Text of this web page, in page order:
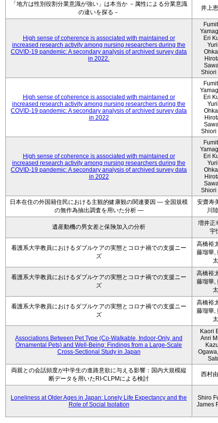
「地方は性別役割分業意識が強い」は本当か －属性による分業意識
の違いを探る－
井上
High sense of coherence is associated with maintained or
increased research activity among nursing researchers during the
COVID-19 pandemic: A secondary analysis of archived survey data
in 2022.
Eri
Shiori
High sense of coherence is associated with maintained or
increased research activity among nursing researchers during the
COVID-19 pandemic: A secondary analysis of archived survey data
in 2022
Eri
Shiori
High sense of coherence is associated with maintained or
increased research activity among nursing researchers during the
COVID-19 pandemic: A secondary analysis of archived survey data
in 2022
Eri
Shiori
日本在住の外国籍住民における主観的健康観の関連要因 ― 全国規模
の無作為抽出調査を用いた分析 ―
安齋寿
川
遺産動機の男女差と保険加入の分析
増井正
宇
看護系大学教員におけるダブルケアの実態とコロナ禍での支援ニー
ズ
高橋裕
藤瑠華,
太
看護系大学教員におけるダブルケアの実態とコロナ禍での支援ニー
ズ
高橋裕
藤瑠華,
太
看護系大学教員におけるダブルケアの実態とコロナ禍での支援ニー
ズ
高橋裕
藤瑠華,
太
Associations Between Pet Type (Co-Walkable, Indoor-Only, and
Ornamental Pets) and Well-Being: Findings from a Large-Scale
Cross-Sectional Study in Japan
Kaori
Anri
両親との会話頻度が中学生の進路意欲に与える影響：国内大規模縦
断データを用いたRI-CLPMによる検討
西村
Loneliness at Older Ages in Japan: Lonely Life Expectancy and the
Role of Social Isolation
Shiro
James